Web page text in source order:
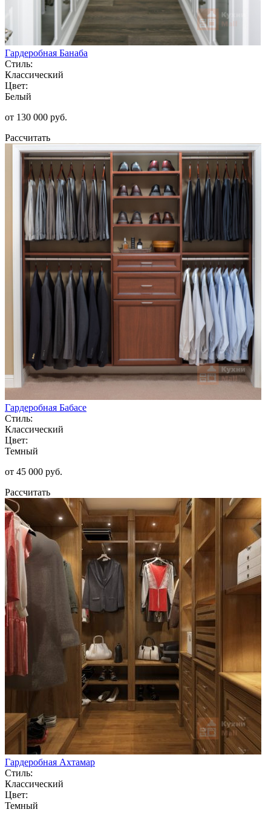
Гардеробная Банаба
Стиль:
Классический
Цвет:
Белый
от 130 000 руб.
Рассчитать
Гардеробная Бабасе
Стиль:
Классический
Цвет:
Темный
от 45 000 руб.
Рассчитать
Гардеробная Ахтамар
Стиль:
Классический
Цвет:
Темный